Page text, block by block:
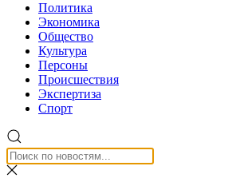
Политика
Экономика
Общество
Культура
Персоны
Происшествия
Экспертиза
Спорт